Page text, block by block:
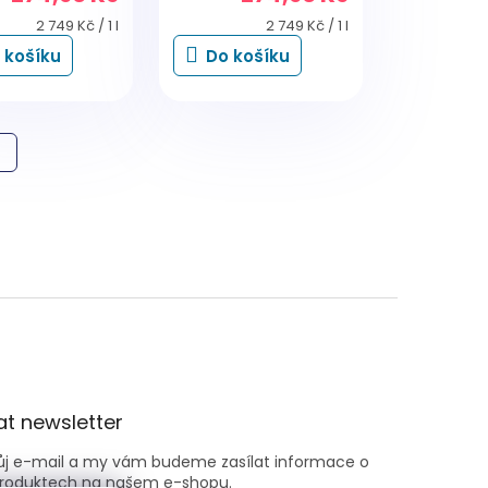
Měrná
cena:
2 749 Kč / 1 l
košíku
Měrná
cena:
2 749 Kč / 1 l
Do košíku
newsletter
e-mail a my vám budeme zasílat informace o
na našem e-shopu.